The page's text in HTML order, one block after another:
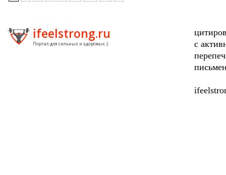
ifeelstrong.ru
Портал для сильных и здоровых ;)
с